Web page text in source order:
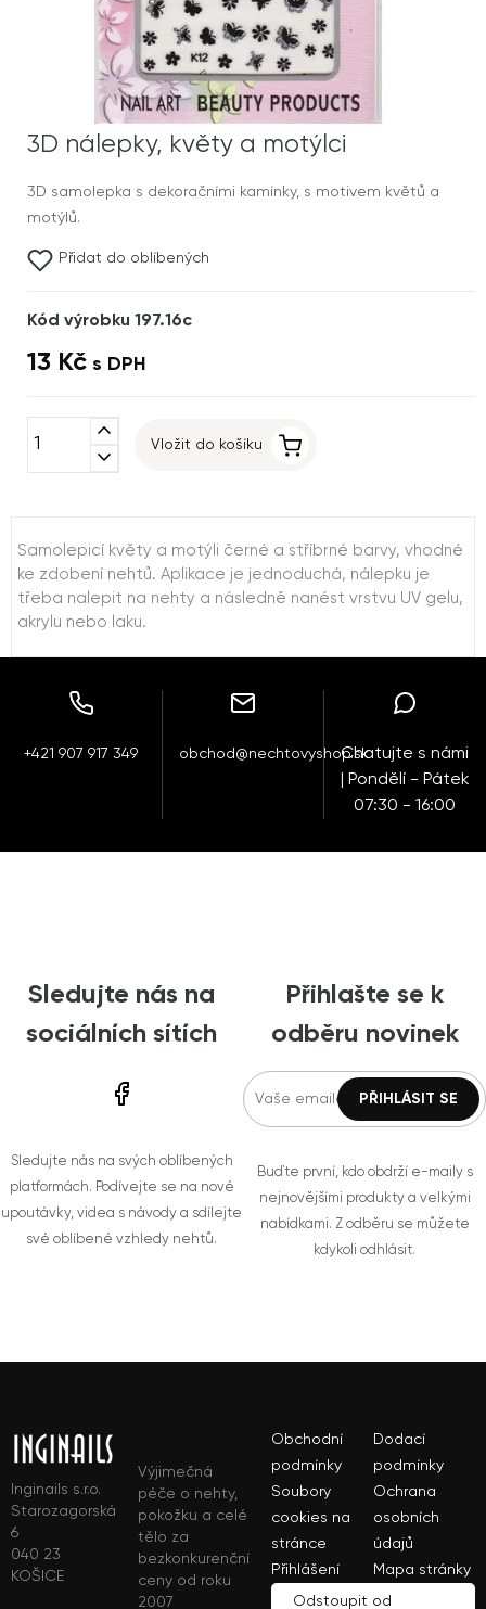
3D nálepky, květy a motýlci
3D samolepka s dekoračními kamínky, s motivem květů a
motýlů.
Přidat do oblíbených
Kód výrobku 197.16c
13 Kč s DPH
expand_less
expand_more
Vložit do košíku
Samolepicí květy a motýli černé a stříbrné barvy, vhodné
ke zdobení nehtů. Aplikace je jednoduchá, nálepku je
třeba nalepit na nehty a následně nanést vrstvu UV gelu,
akrylu nebo laku.
+421 907 917 349 obchod@nechtovyshop.skChatujte s námi
| Pondělí - Pátek
07:30 - 16:00
Sledujte nás na
sociálních sítích
Sledujte nás na svých oblíbených
platformách. Podívejte se na nové
upoutávky, videa s návody a sdílejte
své oblíbené vzhledy nehtů.
Přihlašte se k
odběru novinek
Buďte první, kdo obdrží e-maily s
nejnovějšími produkty a velkými
nabídkami. Z odběru se můžete
kdykoli odhlásit.
Inginails s.r.o.
Starozagorská
6
040 23
KOŠICE
Výjimečná
péče o nehty,
pokožku a celé
tělo za
bezkonkurenční
ceny od roku
2007
Obchodní
podmínky
Dodací
podmínky
Soubory
cookies na
stránce
Ochrana
osobních
údajů
Přihlášení
Mapa stránky
Odstoupit od